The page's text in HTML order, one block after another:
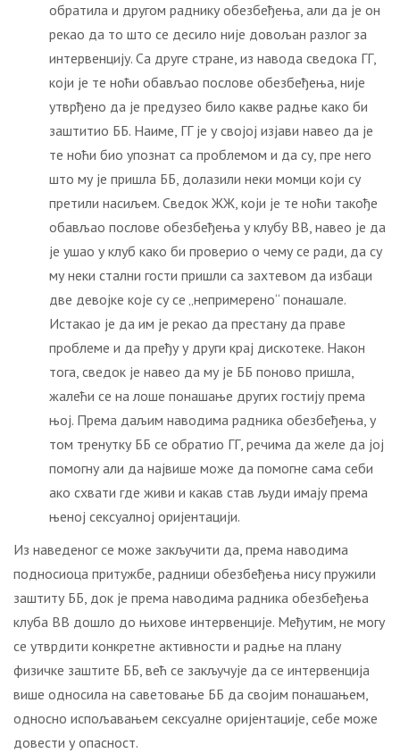
обратила и другом раднику обезбеђења, али да је он
рекао да то што се десило није довољан разлог за
интервенцију. Са друге стране, из навода сведока ГГ,
који је те ноћи обављао послове обезбеђења, није
утврђено да је предузео било какве радње како би
заштитио ББ. Наиме, ГГ је у својој изјави навео да је
те ноћи био упознат са проблемом и да су, пре него
што му је пришла ББ, долазили неки момци који су
претили насиљем. Сведок ЖЖ, који је те ноћи такође
обављао послове обезбеђења у клубу ВВ, навео је да
је ушао у клуб како би проверио о чему се ради, да су
му неки стални гости пришли са захтевом да избаци
две девојке које су се „непримерено“ понашале.
Истакао је да им је рекао да престану да праве
проблеме и да пређу у други крај дискотеке. Након
тога, сведок је навео да му је ББ поново пришла,
жалећи се на лоше понашање других гостију према
њој. Према даљим наводима радника обезбеђења, у
том тренутку ББ се обратио ГГ, речима да желе да јој
помогну али да највише може да помогне сама себи
ако схвати где живи и какав став људи имају према
њеној сексуалној оријентацији.
Из наведеног се може закључити да, према наводима
подносиоца притужбе, радници обезбеђења нису пружили
заштиту ББ, док је према наводима радника обезбеђења
клуба ВВ дошло до њихове интервенције. Међутим, не могу
се утврдити конкретне активности и радње на плану
физичке заштите ББ, већ се закључује да се интервенција
више односила на саветовање ББ да својим понашањем,
односно испољавањем сексуалне оријентације, себе може
довести у опасност.